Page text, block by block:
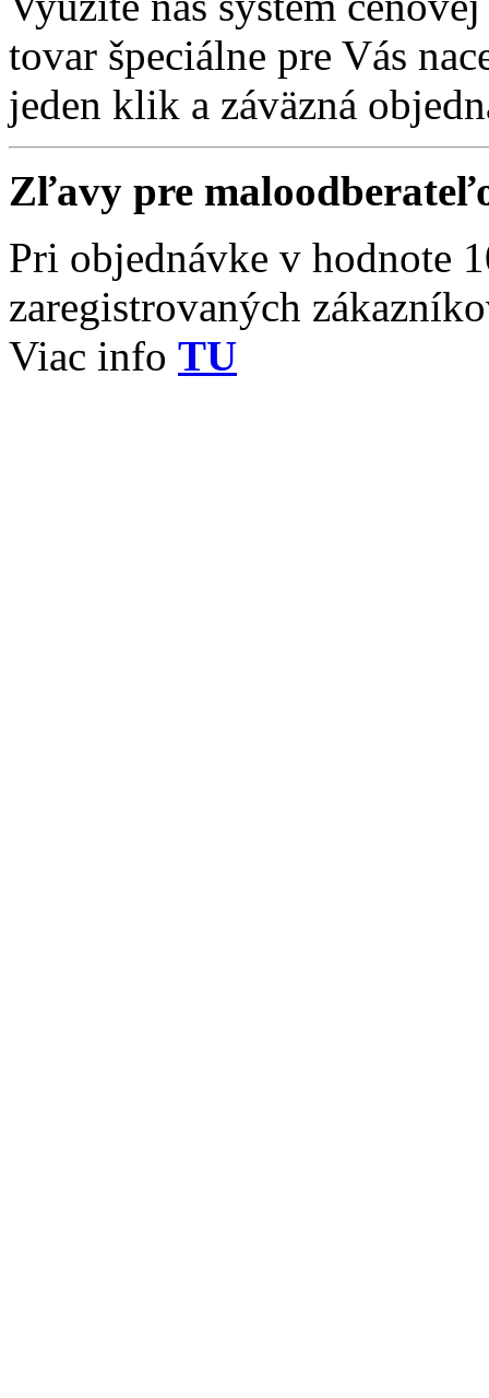
tovar špeciálne pre Vás
jeden klik a záväzná
Zľavy pre
Pri objednávke v hodnote
zaregistrovaných
Viac info TU